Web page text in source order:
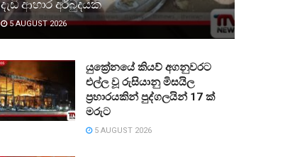
දැඩි ආහාර අර්බුදයක
5 AUGUST 2026
යුක්‍රේනයේ කියව් අගනුවරට
එල්ල වූ රුසියානු මිසයිල
ප්‍රහාරයකින් පුද්ගලයින් 17 ක්
මරුට
5 AUGUST 2026